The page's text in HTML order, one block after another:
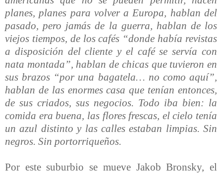
planes, planes para volver a Europa, hablan del
pasado, pero jamás de la guerra, hablan de los
viejos tiempos, de los cafés “donde había revistas
a disposición del cliente y el café se servía con
nata montada”, hablan de chicas que tuvieron en
sus brazos “por una bagatela… no como aquí”,
hablan de las enormes casa que tenían entonces,
de sus criados, sus negocios. Todo iba bien: la
comida era buena, las flores frescas, el cielo tenía
un azul distinto y las calles estaban limpias. Sin
negros. Sin portorriqueños.
Por este suburbio se mueve Jakob Bronsky, el